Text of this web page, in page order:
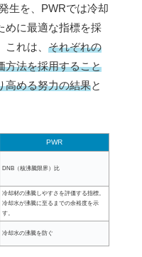
生を、PWRでは冷却
めに最適な指標を採
れは、 それぞれの
方法を採用すること
高める努力の結果と
PWR
DNB（核沸騰限界）比
冷却材の沸騰しやすさを評価する指標。
冷却水が沸騰に至るまでの余裕度を示
す。
冷却水の沸騰を防ぐ